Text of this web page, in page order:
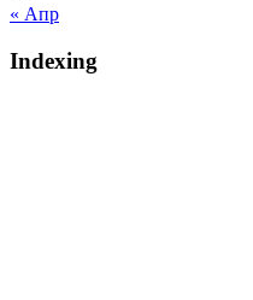
« Апр
Indexing